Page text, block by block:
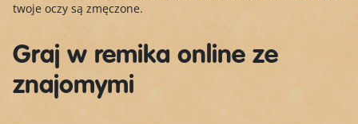
twoje oczy są zmęczone.
Graj w remika online ze
znajomymi